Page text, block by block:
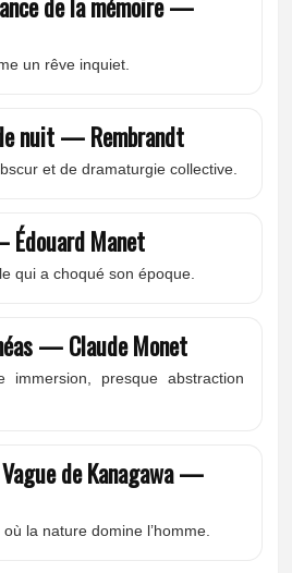
un rêve inquiet.
nuit — Rembrandt
et de dramaturgie collective.
Manet
qui a choqué son époque.
— Claude Monet
immersion, presque abstraction
Vague de Kanagawa —
la nature domine l’homme.